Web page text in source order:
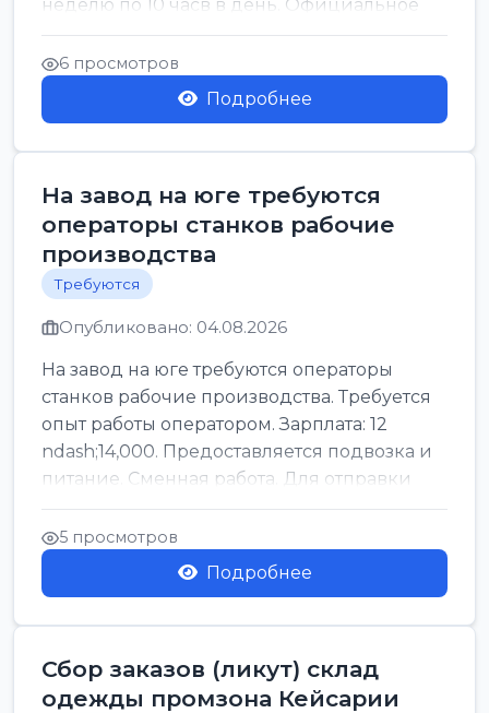
неделю по 10 часв в день. Официальное
оформл...
6 просмотров
Подробнее
На завод на юге требуются
операторы станков рабочие
производства
Требуются
Опубликовано: 04.08.2026
На завод на юге требуются операторы
станков рабочие производства. Требуется
опыт работы оператором. Зарплата: 12
ndash;14,000. Предоставляется подвозка и
питание. Сменная работа. Для отправки
резюме: ...
5 просмотров
Подробнее
Сбор заказов (ликут) склад
одежды промзона Кейсарии